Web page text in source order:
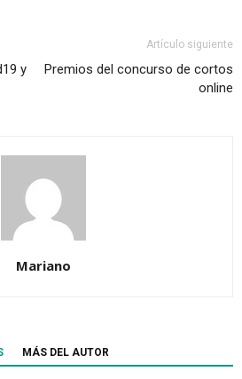
y
Artículo siguiente
Premios del concurso de cortos
online
Mariano
MÁS DEL AUTOR